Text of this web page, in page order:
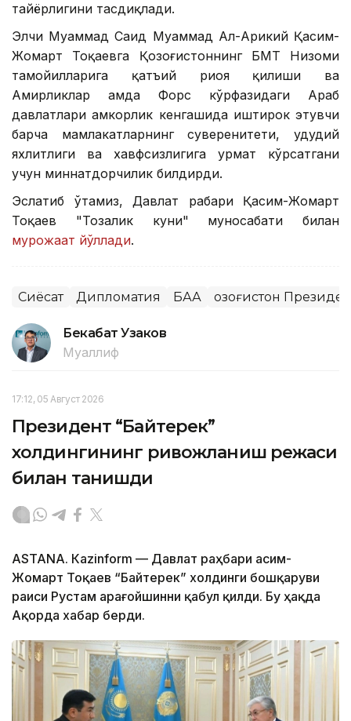
тайёрлигини тасдиқлади.
Элчи Муҳаммад Саид Муҳаммад Ал-Арикий Қасим-
Жомарт Тоқаевга Қозоғистоннинг БМТ Низоми
тамойилларига қатъий риоя қилиши ва
Амирликлар ҳамда Форс кўрфазидаги Араб
давлатлари ҳамкорлик кенгашида иштирок этувчи
барча мамлакатларнинг суверенитети, ҳудудий
яхлитлиги ва хавфсизлигига ҳурмат кўрсатгани
учун миннатдорчилик билдирди.
Эслатиб ўтамиз, Давлат раҳбари Қасим-Жомарт
Тоқаев "Тозалик куни" муносабати билан
мурожаат йўллади.
Сиёсат Дипломатия БАА Қозоғистон
Бекабат Узаков
Муаллиф
17:12, 05 Август 2026
Президент “Байтерек”
холдингининг ривожланиш режаси
билан танишди
ASTANА. Каzinform — Давлат раҳбари Қасим-
Жомарт Тоқаев “Байтерек” холдинги бошқаруви
раиси Рустам Қарағойшинни қабул қилди. Бу ҳақда
Ақорда хабар берди.